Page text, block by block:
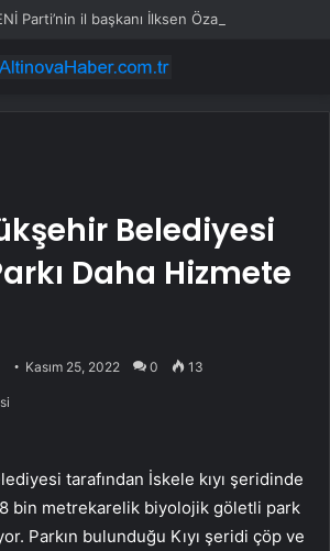
Belediyesi
Daha Hizmete
Kasım 25, 2022 0 13
tarafından İskele kıyı şeridinde
bin metrekarelik biyolojik göletli park
Parkın bulunduğu Kıyı şeridi çöp ve